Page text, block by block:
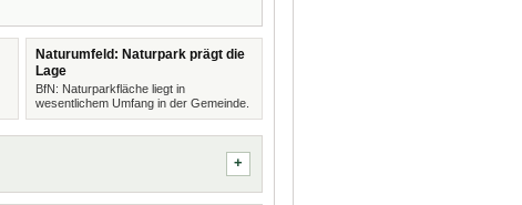
Naturumfeld: Naturpark prägt die
Lage
BfN: Naturparkfläche liegt in
wesentlichem Umfang in der Gemeinde.